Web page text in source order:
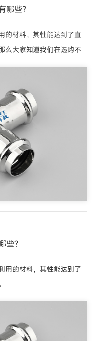
哪些？
的材料，其性能达到了直
么大家知道我们在选购不
些？
用的材料，其性能达到了